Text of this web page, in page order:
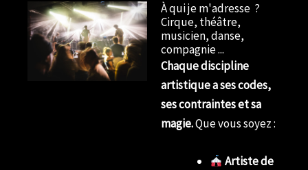
À qui je m'adresse ?
Cirque, théâtre,
musicien, danse,
compagnie ...
Chaque discipline
artistique a ses codes,
ses contraintes et sa
magie.Que vous soyez :
Artiste de